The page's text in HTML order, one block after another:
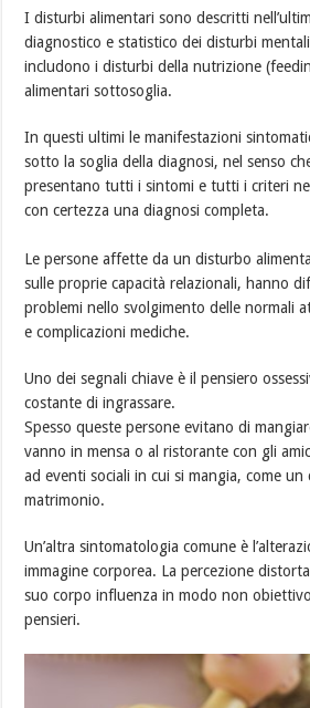
I disturbi alimentari sono descritti
diagnostico e statistico dei disturbi
includono i disturbi della nutrizione
alimentari sottosoglia.
In questi ultimi le manifestazioni
sotto la soglia della diagnosi, nel senso
presentano tutti i sintomi e tutti i criteri
con certezza una diagnosi completa.
Le persone affette da un disturbo
sulle proprie capacità relazionali, hanno
problemi nello svolgimento delle normali
e complicazioni mediche.
Uno dei segnali chiave è il pensiero
costante di ingrassare.
Spesso queste persone evitano di
vanno in mensa o al ristorante con gli
ad eventi sociali in cui si mangia, come un
matrimonio.
Un’altra sintomatologia comune è
immagine corporea. La percezione
suo corpo influenza in modo non
pensieri.